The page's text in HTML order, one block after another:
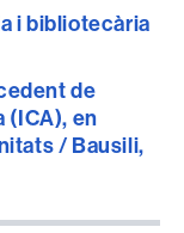
i bibliotecària
de
(ICA), en
/ Bausili,